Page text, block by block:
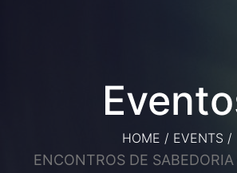
HOME / EVENTS /
ENCONTROS DE